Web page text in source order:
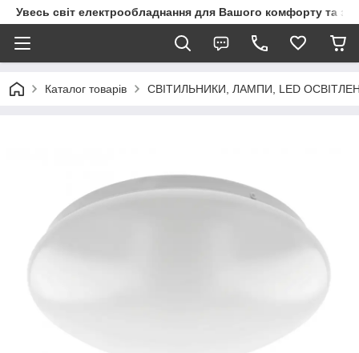
Увесь світ електрообладнання для Вашого комфорту та
Каталог товарів СВІТИЛЬНИКИ, ЛАМПИ, LED